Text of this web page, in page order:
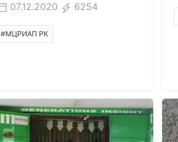
07.12.2020 6254
#МЦРИАП РК